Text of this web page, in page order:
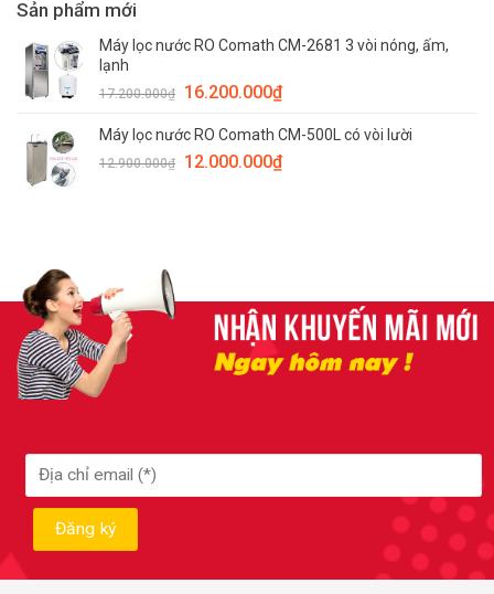
Sản phẩm mới
Máy lọc nước RO Comath CM-2681 3 vòi nóng, ấm,
lạnh
17.200.000₫ 16.200.000₫
Máy lọc nước RO Comath CM-500L có vòi lười
12.900.000₫ 12.000.000₫